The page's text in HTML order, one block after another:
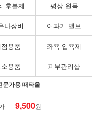
후불제 평상 원목
나장비 여과기 밸브
용품 좌욕 입욕제
용품 피부관리샵
문가용 때타올
9,500원